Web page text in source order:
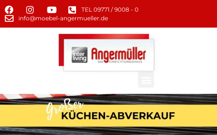
TEL 09771 / 9008 - 0
info@moebel-angermueller.de